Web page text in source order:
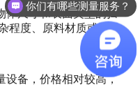
体尺寸和表面类型的扫
程度、原料材质或颜色
设备，价格相对较高，
你们有哪些测量服务？